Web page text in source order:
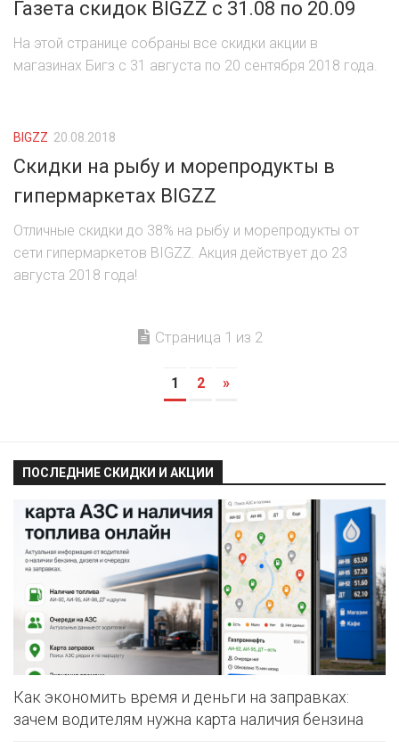
Газета скидок BIGZZ с 31.08 по 20.09
На этой странице собраны все скидки акции в
магазинах Бигз с 31 августа по 20 сентября 2018 года.
BIGZZ 20.08.2018
Скидки на рыбу и морепродукты в
гипермаркетах BIGZZ
Отличные скидки до 38% на рыбу и морепродукты от
сети гипермаркетов BIGZZ. Акция действует до 23
августа 2018 года!
Страница 1 из 2
1 2 »
ПОСЛЕДНИЕ СКИДКИ И АКЦИИ
Как экономить время и деньги на заправках:
зачем водителям нужна карта наличия бензина